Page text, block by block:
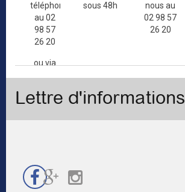
téléphone
au 02
98 57
26 20
ou via
de
sous 48h
nous au
02 98 57
26 20
Lettre d'informations